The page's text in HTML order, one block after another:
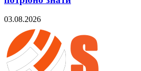
03.08.2026